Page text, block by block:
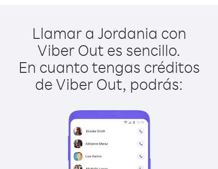
Llamar a Jordania con
Viber Out es sencillo.
En cuanto tengas créditos
de Viber Out, podrás: